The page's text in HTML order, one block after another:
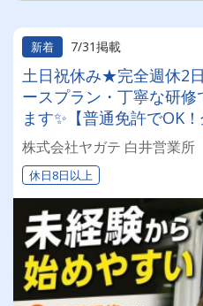
新着 7/31掲載
土日祝休み★完全週休2
ースプラン・丁寧な研
ます✨【普通免許でOK
バー！！】日払い・週払
活安定♪＼社員登用実績
狙えます！／
株式会社ヤガテ 白井営業所
休日8日以上